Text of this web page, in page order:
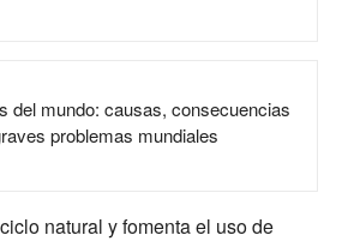
del mundo: causas, consecuencias
problemas mundiales
natural y fomenta el uso de